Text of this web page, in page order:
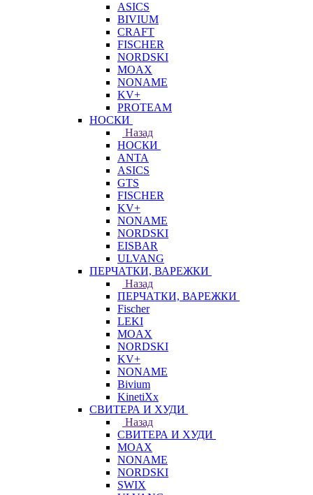
ASICS
BIVIUM
CRAFT
FISCHER
NORDSKI
MOAX
NONAME
KV+
PROTEAM
НОСКИ
Назад
НОСКИ
ANTA
ASICS
GTS
FISCHER
KV+
NONAME
NORDSKI
EISBAR
ULVANG
ПЕРЧАТКИ, ВАРЕЖКИ
Назад
ПЕРЧАТКИ, ВАРЕЖКИ
Fischer
LEKI
MOAX
NORDSKI
KV+
NONAME
Bivium
KinetiXx
СВИТЕРА И ХУДИ
Назад
СВИТЕРА И ХУДИ
MOAX
NONAME
NORDSKI
SWIX